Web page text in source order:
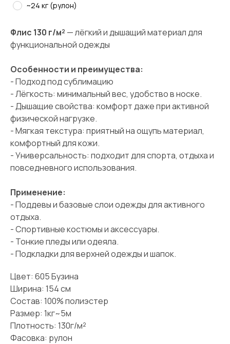
~24 кг (рулон)
Флис 130 г/м² — лёгкий и дышащий материал для
функциональной одежды
Особенности и преимущества:
- Подход под сублимацию
- Лёгкость: минимальный вес, удобство в носке.
- Дышащие свойства: комфорт даже при активной
физической нагрузке.
- Мягкая текстура: приятный на ощупь материал,
комфортный для кожи.
- Универсальность: подходит для спорта, отдыха и
повседневного использования.
Применение:
- Поддевы и базовые слои одежды для активного
отдыха.
- Спортивные костюмы и аксессуары.
- Тонкие пледы или одеяла.
- Подкладки для верхней одежды и шапок.
Цвет: 605 Бузина
Ширина: 154 см
Состав: 100% полиэстер
Размер: 1кг~5м
Плотность: 130г/м²
Фасовка: рулон